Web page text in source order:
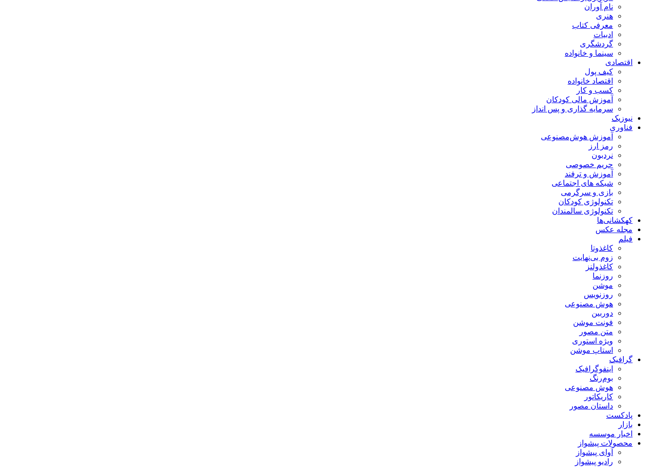
نام آوران
هنری
معرفی کتاب
ادبیات
گردشگری
سینما و خانواده
اقتصادی
کیف پول
اقتصاد خانواده
کسب و کار
آموزش مالی کودکان
سرمایه گذاری و پس انداز
نیوزیک
فناوری
آموزش هوش‌مصنوعی
رمز ارز
نردبون
حریم خصوصی
آموزش و ترفند
شبکه های اجتماعی
بازی و سرگرمی
تکنولوژی کودکان
تکنولوژی سالمندان
کهکشانی‌ها
مجله عکس
فیلم
کاغذوتا
زوم بی‌نهایت
کاغذولنز
روزنما
موشن
روزنویس
هوش مصنوعی
دوربین
فونت موشن
متن مصور
ویژه استوری
استاپ موشن
گرافیک
اینفوگرافیک
بوم‌رنگ
هوش مصنوعی
کاریکاتور
داستان مصور
پادکست
بازار
اخبار موسسه
محصولات پیشواز
آوای پیشواز
رادیو پیشواز